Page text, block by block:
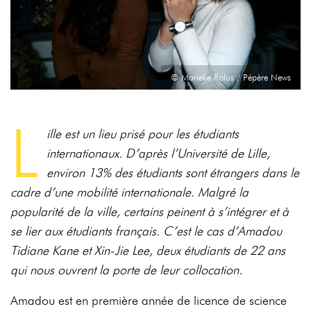
© Marieke Rolus / Pépère News
L
ille est un lieu prisé pour les étudiants
internationaux. D’après l’Université de Lille,
environ 13% des étudiants sont étrangers dans le
cadre d’une mobilité internationale. Malgré la
popularité de la ville, certains peinent à s’intégrer et à
se lier aux étudiants français. C’est le cas d’Amadou
Tidiane Kane et Xin-Jie Lee, deux étudiants de 22 ans
qui nous ouvrent la porte de leur collocation.
Amadou est en première année de licence de science